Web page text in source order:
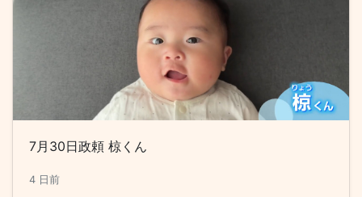
7月30日政頼 椋くん
4 日前